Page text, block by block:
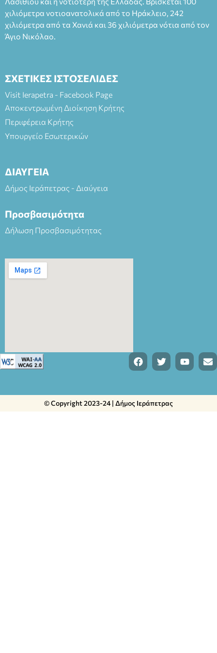
και στο more.com Χώρος: 3ο Γυμνάσιο Ιεράπετρας
(Είσοδος ΕΠΑ.Λ.) Έναρξη 21:15 Οργάνωση: ΚΝΩΣΟΣ
ΘΕΑΤΡΙΚΕΣ ΠΑΡΑΓΩΓΕΣ ΕΕ
χιλιόμετρα νοτιοανατολικά από το Ηράκλειο, 242
χιλιόμετρα από τα Χανιά και 36 χιλιόμετρα νότια από τον
Άγιο Νικόλαο.
ΣΧΕΤΙΚΕΣ ΙΣΤΟΣΕΛΙΔΕΣ
Visit Ierapetra - Facebook Page
Αποκεντρωμένη Διοίκηση Κρήτης
Περιφέρεια Κρήτης
Υπουργείο Εσωτερικών
ΔΙΑΥΓΕΙΑ
Δήμος Ιεράπετρας - Διαύγεια
Προσβασιμότητα
Δήλωση Προσβασιμότητας
© Copyright 2023-24 | Δήμος Ιεράπετρας